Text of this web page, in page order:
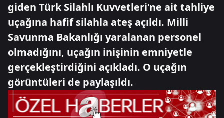
giden Türk Silahlı Kuvvetleri'ne ait tahliye
uçağına hafif silahla ateş açıldı. Milli
Savunma Bakanlığı yaralanan personel
olmadığını, uçağın inişinin emniyetle
gerçekleştirdiğini açıkladı. O uçağın
görüntüleri de paylaşıldı.